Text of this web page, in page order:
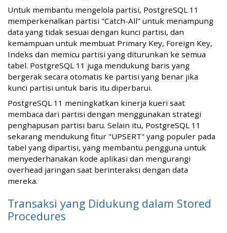
Untuk membantu mengelola partisi, PostgreSQL 11
memperkenalkan partisi "Catch-All" untuk menampung
data yang tidak sesuai dengan kunci partisi, dan
kemampuan untuk membuat Primary Key, Foreign Key,
Indeks dan memicu partisi yang diturunkan ke semua
tabel. PostgreSQL 11 juga mendukung baris yang
bergerak secara otomatis ke partisi yang benar jika
kunci partisi untuk baris itu diperbarui.
PostgreSQL 11 meningkatkan kinerja kueri saat
membaca dari partisi dengan menggunakan strategi
penghapusan partisi baru. Selain itu, PostgreSQL 11
sekarang mendukung fitur "UPSERT" yang populer pada
tabel yang dipartisi, yang membantu pengguna untuk
menyederhanakan kode aplikasi dan mengurangi
overhead jaringan saat berinteraksi dengan data
mereka.
Transaksi yang Didukung dalam Stored
Procedures